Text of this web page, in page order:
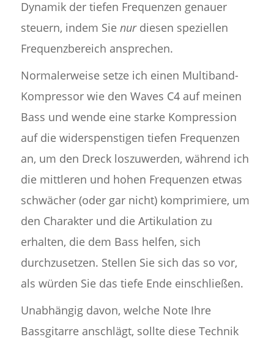
Dynamik der tiefen Frequenzen genauer
steuern, indem Sie nurdiesen speziellen
Frequenzbereich ansprechen.
Normalerweise setze ich einen Multiband-
Kompressor wie den Waves C4 auf meinen
Bass und wende eine starke Kompression
auf die widerspenstigen tiefen Frequenzen
an, um den Dreck loszuwerden, während ich
die mittleren und hohen Frequenzen etwas
schwächer (oder gar nicht) komprimiere, um
den Charakter und die Artikulation zu
erhalten, die dem Bass helfen, sich
durchzusetzen. Stellen Sie sich das so vor,
als würden Sie das tiefe Ende einschließen.
Unabhängig davon, welche Note Ihre
Bassgitarre anschlägt, sollte diese Technik